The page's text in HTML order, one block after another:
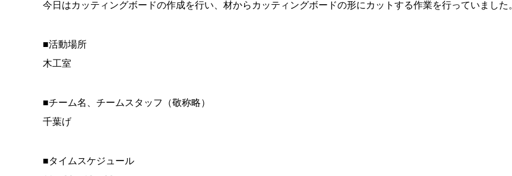
今日はカッティングボードの作成を行い、材からカッティングボードの形にカットする作業を行っていました。
■活動場所
木工室
■チーム名、チームスタッフ（敬称略）
千葉げ
■タイムスケジュール